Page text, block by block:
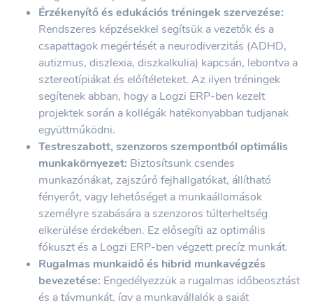
Érzékenyítő és edukációs tréningek szervezése:
Rendszeres képzésekkel segítsük a vezetők és a
csapattagok megértését a neurodiverzitás (ADHD,
autizmus, diszlexia, diszkalkulia) kapcsán, lebontva a
sztereotípiákat és előítéleteket. Az ilyen tréningek
segítenek abban, hogy a Logzi ERP-ben kezelt
projektek során a kollégák hatékonyabban tudjanak
együttműködni.
Testreszabott, szenzoros szempontból optimális
munkakörnyezet: Biztosítsunk csendes
munkazónákat, zajszűrő fejhallgatókat, állítható
fényerőt, vagy lehetőséget a munkaállomások
személyre szabására a szenzoros túlterheltség
elkerülése érdekében. Ez elősegíti az optimális
fókuszt és a Logzi ERP-ben végzett precíz munkát.
Rugalmas munkaidő és hibrid munkavégzés
bevezetése: Engedélyezzük a rugalmas időbeosztást
és a távmunkát, így a munkavállalók a saját